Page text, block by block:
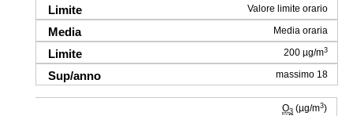
Valore limite orario
Media oraria
200 µg/m3
massimo 18
O3 (µg/m3)